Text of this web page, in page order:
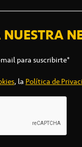
para suscribirte*
, la Política de